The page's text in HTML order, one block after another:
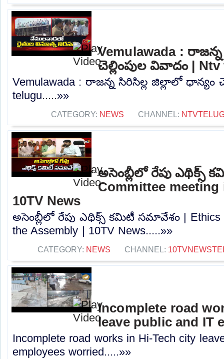
Vemulawada :
చెల్లింపుల వివాదం |
Vemulawada : రాజన్న సిరిసిల్ల జిల్లాలో ధాన్యం
telugu.....»»
CATEGORY: NEWS CHANNEL:
అసెంబ్లీలో రేపు ఎథిక్స్
Committee
10TV News
అసెంబ్లీలో రేపు ఎథిక్స్ కమిటీ సమావేశం | Ethics
the Assembly | 10TV News.....»»
CATEGORY: NEWS CHANNEL:
Incomplete road
leave public and IT
Incomplete road works in Hi-Tech city
employees worried.....»»